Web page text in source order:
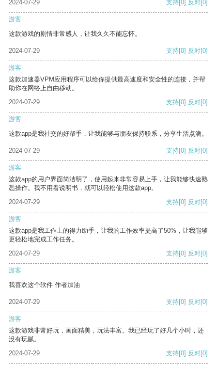
2024-07-29 支持 [0] 反对 [0]
游客
这款游戏的剧情非常感人，让我久久不能忘怀。
2024-07-29 支持[0] 反对[0]
游客
这款加速器VPM应用程序可以给你提供最高速度和安全性的连接，并帮
助你在网络上自由移动。
2024-07-29
支持[0] 反对[0]
游客
这款app是我社交的好帮手，让我能够与朋友保持联系，分享生活点滴。
2024-07-29 支持[0] 反对[0]
游客
这款app的用户界面简洁明了，使用起来非常容易上手，让我能够快速熟
悉操作。我不用看说明书，就可以轻松使用这款app。
2024-07-29
支持[0] 反对[0]
游客
这款app是我工作上的得力助手，让我的工作效率提高了50%，让我能够
更轻松地完成工作任务。
2024-07-29
支持[0] 反对[0]
游客
我喜欢这个软件 作者加油
2024-07-29 支持[0] 反对[0]
游客
这款游戏非常好玩，画面精美，玩法丰富。我已经玩了好几个小时，还
没有玩腻。
2024-07-29
支持[0] 反对[0]